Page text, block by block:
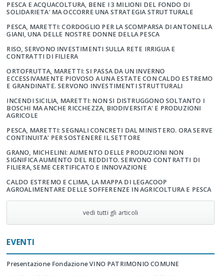
PESCA E ACQUACOLTURA, BENE I 3 MILIONI DEL FONDO DI
SOLIDARIETA' MA OCCORRE UNA STRATEGIA STRUTTURALE
PESCA, MARETTI: CORDOGLIO PER LA SCOMPARSA DI ANTONELLA
GIANI, UNA DELLE NOSTRE DONNE DELLA PESCA
RISO, SERVONO INVESTIMENTI SULLA RETE IRRIGUA E
CONTRATTI DI FILIERA
ORTOFRUTTA, MARETTI: SI PASSA DA UN INVERNO
ECCESSIVAMENTE PIOVOSO A UNA ESTATE CON CALDO ESTREMO
E GRANDINATE. SERVONO INVESTIMENTI STRUTTURALI
INCENDI SICILIA, MARETTI: NON SI DISTRUGGONO SOLTANTO I
BOSCHI MA ANCHE RICCHEZZA, BIODIVERSITA' E PRODUZIONI
AGRICOLE
PESCA, MARETTI: SEGNALI CONCRETI DAL MINISTERO. ORA SERVE
CONTINUITA' PER SOSTENERE IL SETTORE
GRANO, MICHELINI: AUMENTO DELLE PRODUZIONI NON
SIGNIFICA AUMENTO DEL REDDITO. SERVONO CONTRATTI DI
FILIERA, SEME CERTIFICATO E INNOVAZIONE
CALDO ESTREMO E CLIMA, LA MAPPA DI LEGACOOP
AGROALIMENTARE DELLE SOFFERENZE IN AGRICOLTURA E PESCA
vedi tutti gli articoli
EVENTI
Presentazione Fondazione VINO PATRIMONIO COMUNE